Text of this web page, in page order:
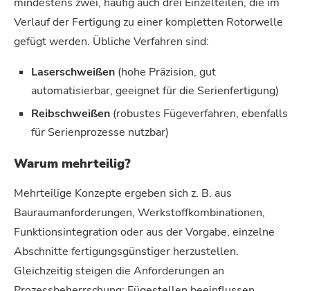
Verlauf der Fertigung zu einer kompletten Rotorwelle
gefügt werden. Übliche Verfahren sind:
Laserschweißen (hohe Präzision, gut
automatisierbar, geeignet für die Serienfertigung)
Reibschweißen (robustes Fügeverfahren, ebenfalls
für Serienprozesse nutzbar)
Warum mehrteilig?
Mehrteilige Konzepte ergeben sich z. B. aus
Bauraumanforderungen, Werkstoffkombinationen,
Funktionsintegration oder aus der Vorgabe, einzelne
Abschnitte fertigungsgünstiger herzustellen.
Gleichzeitig steigen die Anforderungen an